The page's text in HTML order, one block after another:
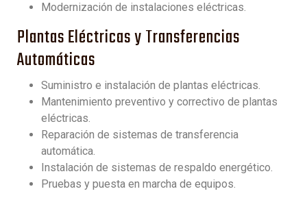
Modernización de instalaciones eléctricas.
Plantas Eléctricas y Transferencias
Automáticas
Suministro e instalación de plantas eléctricas.
Mantenimiento preventivo y correctivo de plantas
eléctricas.
Reparación de sistemas de transferencia
automática.
Instalación de sistemas de respaldo energético.
Pruebas y puesta en marcha de equipos.